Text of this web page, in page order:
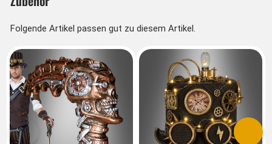
Folgende Artikel passen gut zu diesem Artikel.
Vorherige